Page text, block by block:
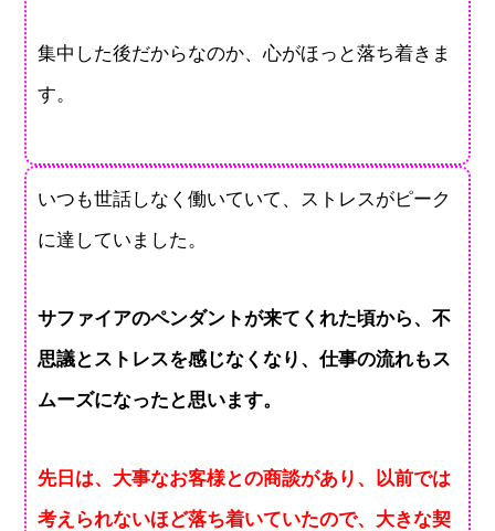
集中した後だからなのか、心がほっと落ち着きま
す。
いつも世話しなく働いていて、ストレスがピーク
に達していました。
サファイアのペンダントが来てくれた頃から、不
思議とストレスを感じなくなり、仕事の流れもス
ムーズになったと思います。
先日は、大事なお客様との商談があり、以前では
考えられないほど落ち着いていたので、大きな契